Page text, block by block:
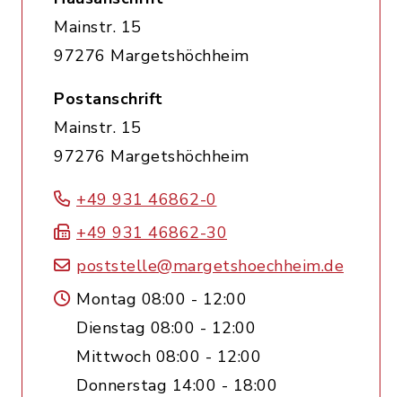
Mainstr. 15
97276 Margetshöchheim
Postanschrift
Mainstr. 15
97276 Margetshöchheim
+49 931 46862-0
+49 931 46862-30
poststelle@margetshoechheim.de
Montag 08:00 - 12:00
Dienstag 08:00 - 12:00
Mittwoch 08:00 - 12:00
Donnerstag 14:00 - 18:00